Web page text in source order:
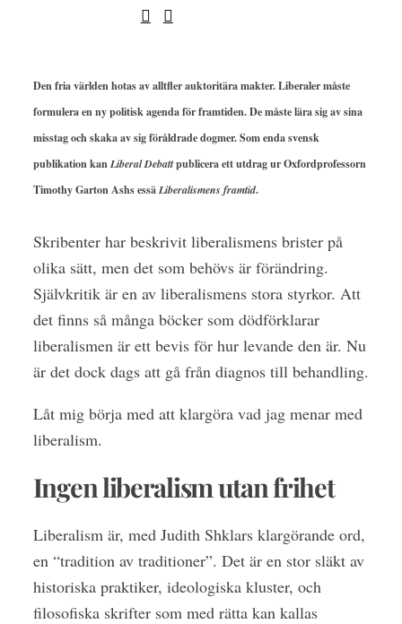
Den fria världen hotas av alltfler auktoritära makter. Liberaler måste
formulera en ny politisk agenda för framtiden. De måste lära sig av sina
misstag och skaka av sig föråldrade dogmer. Som enda svensk
publikation kanLiberal Debattpublicera ett utdrag urOxfordprofessorn
Timothy Garton Ashs essäLiberalismens framtid.
Skribenter har beskrivit liberalismens brister på
olika sätt, men det som behövs är förändring.
Självkritik är en av liberalismens stora styrkor. Att
det finns så många böcker som dödförklarar
liberalismen är ett bevis för hur levande den är. Nu
är det dock dags att gå från diagnos till behandling.
Låt mig börja med att klargöra vad jag menar med
liberalism.
Ingen liberalism utan frihet
Liberalism är, med Judith Shklars klargörande ord,
en “tradition av traditioner”. Det är en stor släkt av
historiska praktiker, ideologiska kluster, och
filosofiska skrifter som med rätta kan kallas